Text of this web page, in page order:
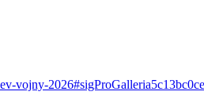
vojny-